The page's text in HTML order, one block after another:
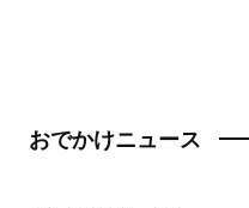
おでかけニュース